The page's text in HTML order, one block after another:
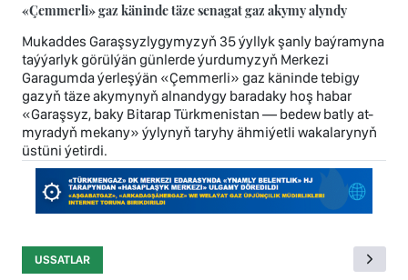
«Çemmerli» gaz käninde täze senagat gaz akymy alyndy
Mukaddes Garaşsyzlygymyzyň 35 ýyllyk şanly baýramyna
taýýarlyk görülýän günlerde ýurdumyzyň Merkezi
Garagumda ýerleşýän «Çemmerli» gaz käninde tebigy
gazyň täze akymynyň alnandygy baradaky hoş habar
«Garaşsyz, baky Bitarap Türkmenistan — bedew batly at-
myradyň mekany» ýylynyň taryhy ähmiýetli wakalarynyň
üstüni ýetirdi.
USSATLAR